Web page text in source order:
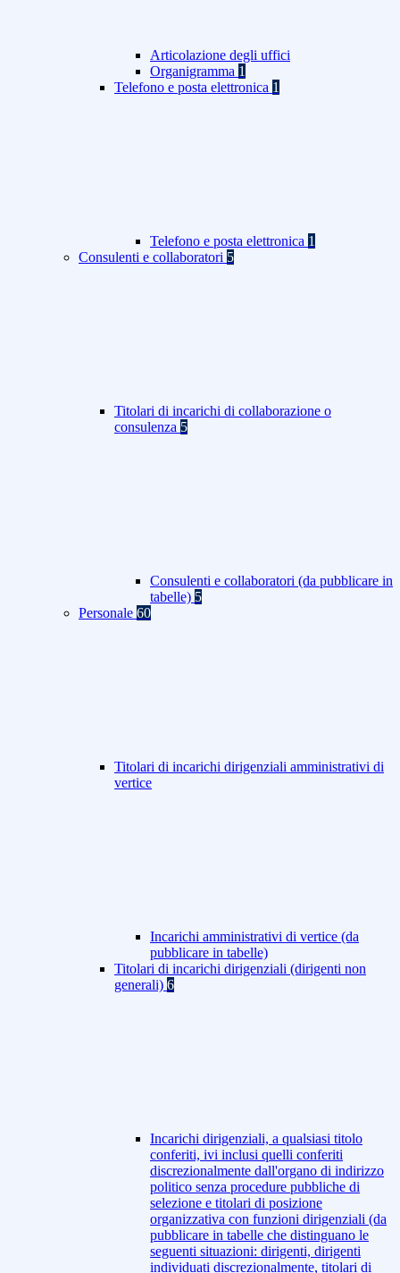
Articolazione degli uffici
Organigramma 1
Telefono e posta elettronica 1
Telefono e posta elettronica 1
Consulenti e collaboratori 5
Titolari di incarichi di collaborazione o
consulenza 5
Consulenti e collaboratori (da pubblicare in
tabelle) 5
Personale 60
Titolari di incarichi dirigenziali amministrativi di
vertice
Incarichi amministrativi di vertice (da
pubblicare in tabelle)
Titolari di incarichi dirigenziali (dirigenti non
generali) 6
Incarichi dirigenziali, a qualsiasi titolo
conferiti, ivi inclusi quelli conferiti
discrezionalmente dall'organo di indirizzo
politico senza procedure pubbliche di
selezione e titolari di posizione
organizzativa con funzioni dirigenziali (da
pubblicare in tabelle che distinguano le
seguenti situazioni: dirigenti, dirigenti
individuati discrezionalmente, titolari di